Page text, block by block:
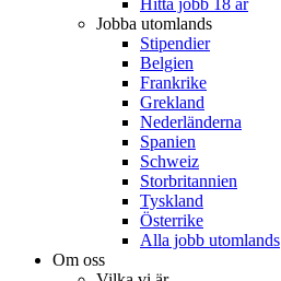
Hitta jobb 18 år
Jobba utomlands
Stipendier
Belgien
Frankrike
Grekland
Nederländerna
Spanien
Schweiz
Storbritannien
Tyskland
Österrike
Alla jobb utomlands
Om oss